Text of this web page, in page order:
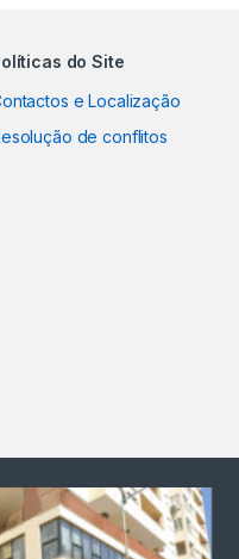
do Site
e Localização
de conflitos